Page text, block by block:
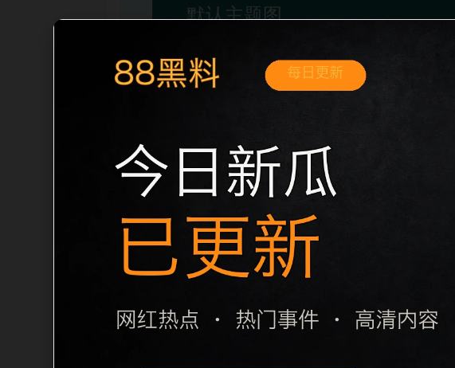
移动端搜索场景
娱乐圈撕逼吃瓜事件投稿入口移动端专题入口10围绕娱乐
荐。用户进入页面后，可以先通过摘要了解主题，再通过
和主题一致性，避免无关关键词堆砌，也避免多个站点同
题生成，便于搜索引擎理解页面主题。后续采集时将继续
栏目内容归集
ption 长度检查。栏目内容按每日少量新增的方式持续扩